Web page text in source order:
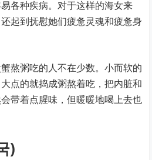
各种疾病。对于这样的海女来
起到抚慰她们疲惫灵魂和疲惫身
熬粥吃的人不在少数。小而软的
点的就捣成粥熬着吃，把内脏和
带着点腥味，但暖暖地喝上去也
)